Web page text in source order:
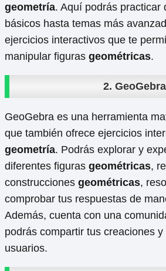
geometría. Aquí podrás practicar
básicos hasta temas más
ejercicios interactivos que te
manipular figuras geométricas.
2. GeoGebra
GeoGebra es una herramienta
que también ofrece ejercicios
geometría. Podrás explorar y
diferentes figuras geométricas,
construcciones geométricas,
comprobar tus respuestas de
Además, cuenta con una
podrás compartir tus creaciones
usuarios.